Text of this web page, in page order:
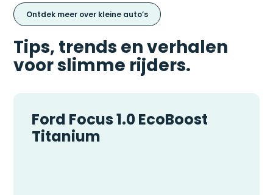
Ontdek meer over kleine auto’s
Tips, trends en verhalen
voor slimme rijders.
Ford Focus 1.0 EcoBoost
Titanium